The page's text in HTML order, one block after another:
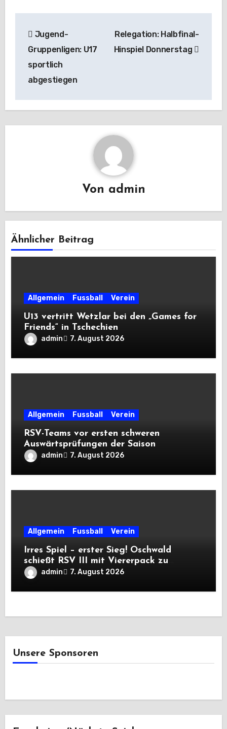
Jugend-
Gruppenligen: U17
sportlich
abgestiegen
Relegation: Halbfinal-
Hinspiel Donnerstag
Von admin
Ähnlicher Beitrag
Allgemein Fussball Verein
U13 vertritt Wetzlar bei den „Games for
Friends“ in Tschechien
admin 7. August 2026
Allgemein Fussball Verein
RSV-Teams vor ersten schweren
Auswärtsprüfungen der Saison
admin 7. August 2026
Allgemein Fussball Verein
Irres Spiel – erster Sieg! Oschwald
schießt RSV III mit Viererpack zu
Premiere
admin 7. August 2026
Unsere Sponsoren